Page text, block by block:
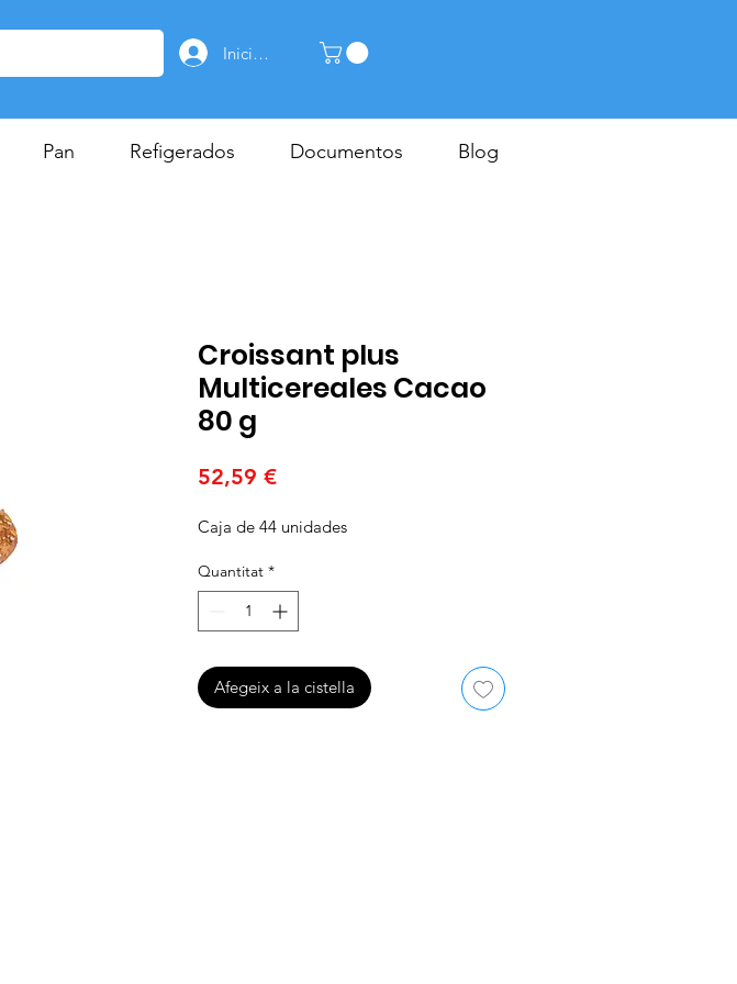
Inicia la sessió
Pan Refigerados Documentos Blog
Croissant plus
Multicereales Cacao
80 g
52,59 €Price
Caja de 44 unidades
Quantitat *
Afegeix a la cistella